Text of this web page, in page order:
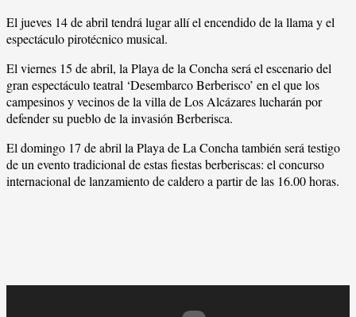
El jueves 14 de abril tendrá lugar allí el encendido de la llama y el
espectáculo pirotécnico musical.
El viernes 15 de abril, la Playa de la Concha será el escenario del
gran espectáculo teatral ‘Desembarco Berberisco’ en el que los
campesinos y vecinos de la villa de Los Alcázares lucharán por
defender su pueblo de la invasión Berberisca.
El domingo 17 de abril la Playa de La Concha también será testigo
de un evento tradicional de estas fiestas berberiscas: el concurso
internacional de lanzamiento de caldero a partir de las 16.00 horas.